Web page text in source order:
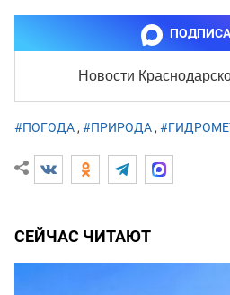
Новости
#ПОГОДА, #ПРИРОДА,
СЕЙЧАС ЧИТАЮТ